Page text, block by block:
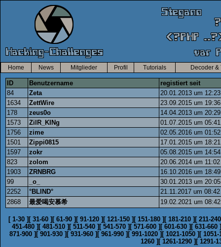
Home News Mitglieder Profil Tutorials Decoder &
ID Benutzername
registiert seit
84
Zeta
20.01.2013 um
1634
ZettWire
23.09.2015 um
178
zeus0o
14.04.2013 um
1573
ZilR_KINg
01.07.2015 um
1756
zime
02.05.2016 um
1501
Zippi0815
17.01.2015 um
1597
zokr
05.08.2015 um
823
zolom
20.06.2014 um
1903
ZRNBRG
16.10.2016 um
99
_o_
30.01.2013 um
2252
°BLIND°
21.11.2017 um
2868
最爱喝安慕希 19.02.2021 um
[ 1-30 ] [ 31-60 ] [ 61-90 ] [ 91-120 ] [ 121-150 ] [ 151-180 ] [ 181-210 ] [ 211-240
451-480 ] [ 481-510 ] [ 511-540 ] [ 541-570 ] [ 571-600 ] [ 601-630 ] [ 631-660 ]
871-900 ] [ 901-930 ] [ 931-960 ] [ 961-990 ] [ 991-1020 ] [ 1021-1050 ] [ 1051-
1260 ] [ 1261-1290 ] [ 1291-